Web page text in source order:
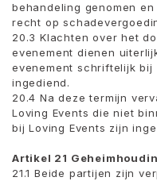
behandeling genomen
recht op
20.3 Klachten over het
evenement dienen
evenement schriftelijk bij
ingediend.
20.4 Na deze termijn
Loving Events die niet
bij Loving Events zijn
Artikel 21
21.1 Beide partijen zijn